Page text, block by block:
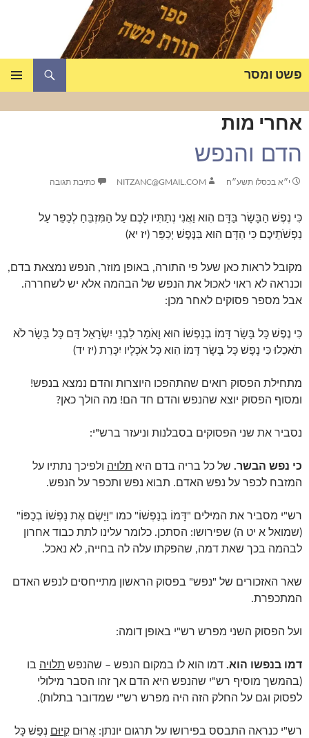
פשט ומסר
אחרי מות
הדם והנפש
י״א בכסלו תשע״ח NITZANC@GMAIL.COM כתיבת תגובה
כִּי נֶפֶשׁ הַבָּשָׂר בַּדָּם הִוא וַאֲנִי נְתַתִּיו לָכֶם עַל הַמִּזְבֵּחַ לְכַפֵּר עַל
נַפְשֹׁתֵיכֶם כִּי הַדָּם הוּא בַּנֶּפֶשׁ יְכַפֵּר (יז יא)
מקובל לראות כאן שעל פי התורה, באופן מוזר, הנפש נמצאת בדם,
וכנראה לא ראוי לאכול את הנפש של הבהמה אלא יש לשחררה.
אבל מספר פסוקים לאחר מכן:
כִּי נֶפֶשׁ כָּל בָּשָׂר דָּמוֹ בְנַפְשׁוֹ הוּא וָאֹמַר לִבְנֵי יִשְׂרָאֵל דַּם כָּל בָּשָׂר לֹא
תֹאכֵלוּ כִּי נֶפֶשׁ כָּל בָּשָׂר דָּמוֹ הִוא כָּל אֹכְלָיו יִכָּרֵת (יז יד)
מתחילת הפסוק רואים שהתהפכו היוצרות והדם נמצא בנפש!
ומסוף הפסוק יוצא שהנפש והדם חד הם! מה הולך כאן?
נסביר את שני הפסוקים בסבלנות וניעזר ברש"י:
כי נפש הבשר. של כל בריה בדם היא תלויה ולפיכך נתתיו על
המזבח לכפר על נפש האדם. תבוא נפש ותכפר על הנפש.
רש"י מסביר את המילים "דָּמוֹ בְנַפְשׁוֹ" כמו "וַיָּשֶׂם אֶת נַפְשׁוֹ בְכַפּוֹ"
(שמואל א יט ה) שפירושו: הסתכן. כלומר עלינו לתת כבוד אחרון
לבהמה בכך שאת דמה, שהפקתו עלה לה בחייה, לא נאכל.
שאר האזכורים של "נפש" בפסוק הראשון מתייחסים לנפש האדם
המתכפרת.
ועל הפסוק השני מפרש רש"י באופן דומה:
דמו בנפשו הוא. דמו הוא לו במקום הנפש – שהנפש תלויה בו
(בהמשך מוסיף רש"י שהנפש היא הדם אך זהו הסבר מילולי
לפסוק וגם על החלק הזה היה מפרש רש"י שמדובר בתלות).
רש"י כנראה התבסס בפירושו על תרגום יונתן: אֲרוּם קִיוּם נְפַשׁ כָּל